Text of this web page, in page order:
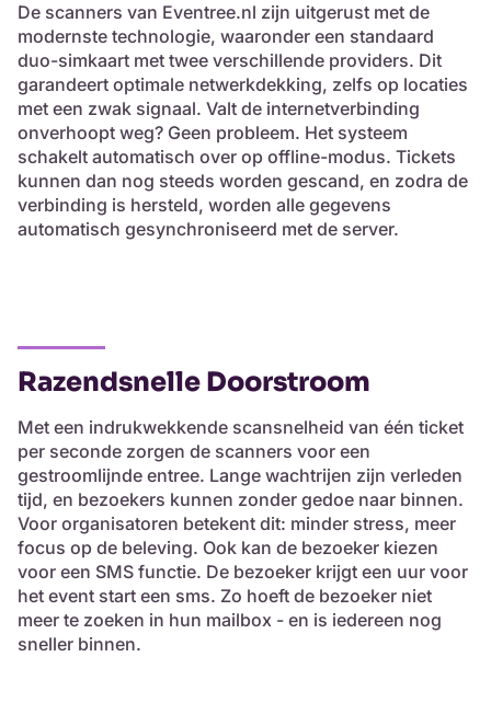
De scanners van Eventree.nl zijn uitgerust met de
modernste technologie, waaronder een standaard
duo-simkaart met twee verschillende providers. Dit
garandeert optimale netwerkdekking, zelfs op locaties
met een zwak signaal. Valt de internetverbinding
onverhoopt weg? Geen probleem. Het systeem
schakelt automatisch over op offline-modus. Tickets
kunnen dan nog steeds worden gescand, en zodra de
verbinding is hersteld, worden alle gegevens
automatisch gesynchroniseerd met de server.
Razendsnelle Doorstroom
Met een indrukwekkende scansnelheid van één ticket
per seconde zorgen de scanners voor een
gestroomlijnde entree. Lange wachtrijen zijn verleden
tijd, en bezoekers kunnen zonder gedoe naar binnen.
Voor organisatoren betekent dit: minder stress, meer
focus op de beleving. Ook kan de bezoeker kiezen
voor een SMS functie. De bezoeker krijgt een uur voor
het event start een sms. Zo hoeft de bezoeker niet
meer te zoeken in hun mailbox - en is iedereen nog
sneller binnen.